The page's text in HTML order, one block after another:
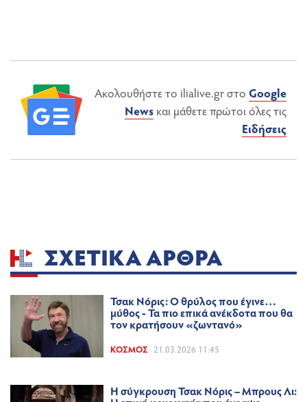
Ακολουθήστε το ilialive.gr στο Google
News και μάθετε πρώτοι όλες τις
Ειδήσεις
ΣΧΕΤΙΚΆ ΆΡΘΡΑ
Τσακ Νόρις: Ο θρύλος που έγινε…
μύθος - Τα πιο επικά ανέκδοτα που θα
τον κρατήσουν «ζωντανό»
ΚΌΣΜΟΣ 21.03.2026 11:45
Η σύγκρουση Τσακ Νόρις – Μπρους Λι: